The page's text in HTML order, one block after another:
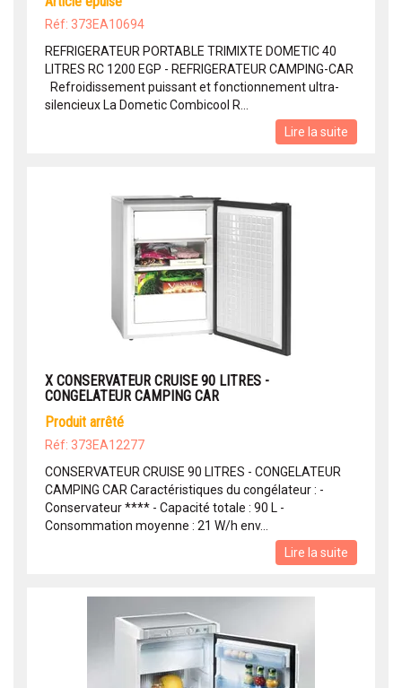
Réf: 373EA10694
REFRIGERATEUR PORTABLE TRIMIXTE DOMETIC 40
LITRES RC 1200 EGP - REFRIGERATEUR CAMPING-CAR
Refroidissement puissant et fonctionnement ultra-
silencieux La Dometic Combicool R...
Lire la suite
X CONSERVATEUR CRUISE 90 LITRES -
CONGELATEUR CAMPING CAR
produit arrêté
Réf: 373EA12277
CONSERVATEUR CRUISE 90 LITRES - CONGELATEUR
CAMPING CAR Caractéristiques du congélateur : -
Conservateur **** - Capacité totale : 90 L -
Consommation moyenne : 21 W/h env...
Lire la suite